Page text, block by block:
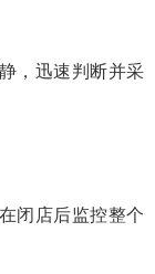
，迅速判断并采
闭店后监控整个